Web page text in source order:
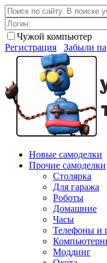
Чужой компьютер
Регистрация
Забыли
Новые самоделки
Прочие самоделки
Столярка
Для гаража
Роботы
Домашние
Часы
Телефоны и
Моддинг